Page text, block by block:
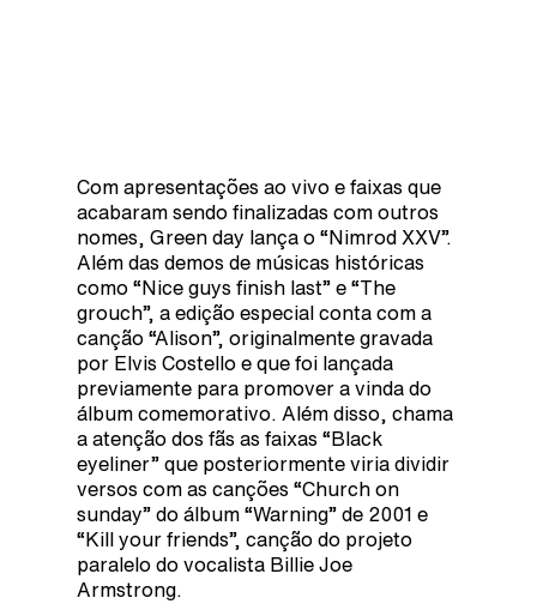
Com apresentações ao vivo e faixas que
acabaram sendo finalizadas com outros
nomes, Green day lança o “Nimrod XXV”.
Além das demos de músicas históricas
como “Nice guys finish last” e “The
grouch”, a edição especial conta com a
canção “Alison”, originalmente gravada
por Elvis Costello e que foi lançada
previamente para promover a vinda do
álbum comemorativo. Além disso, chama
a atenção dos fãs as faixas “Black
eyeliner” que posteriormente viria dividir
versos com as canções “Church on
sunday” do álbum “Warning” de 2001 e
“Kill your friends”, canção do projeto
paralelo do vocalista Billie Joe
Armstrong.